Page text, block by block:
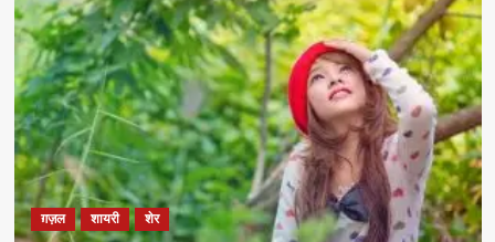
ग़ज़ल शायरी शेर